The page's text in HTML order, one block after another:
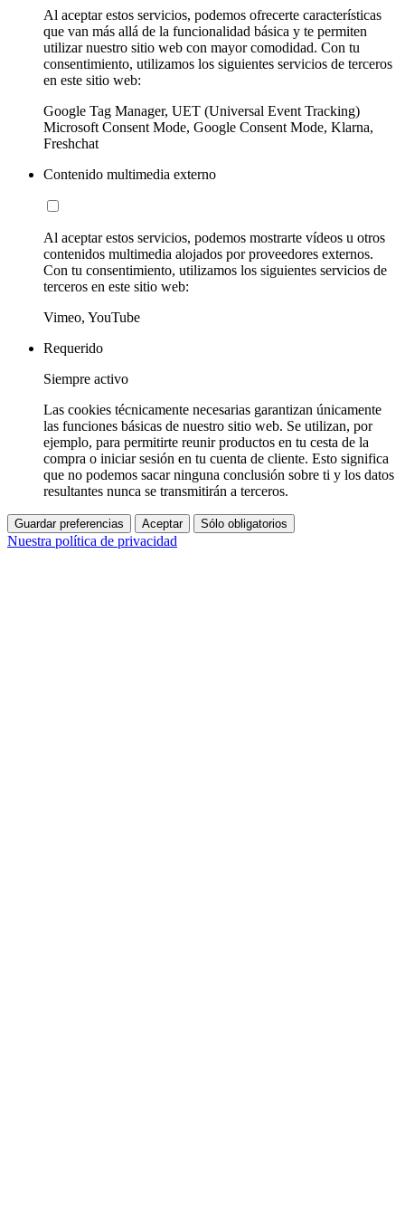
Al aceptar estos servicios, podemos ofrecerte características
que van más allá de la funcionalidad básica y te permiten
utilizar nuestro sitio web con mayor comodidad. Con tu
consentimiento, utilizamos los siguientes servicios de terceros
en este sitio web:
Google Tag Manager, UET (Universal Event Tracking)
Microsoft Consent Mode, Google Consent Mode, Klarna,
Freshchat
Contenido multimedia externo
Al aceptar estos servicios, podemos mostrarte vídeos u otros
contenidos multimedia alojados por proveedores externos.
Con tu consentimiento, utilizamos los siguientes servicios de
terceros en este sitio web:
Vimeo, YouTube
Requerido
Siempre activo
Las cookies técnicamente necesarias garantizan únicamente
las funciones básicas de nuestro sitio web. Se utilizan, por
ejemplo, para permitirte reunir productos en tu cesta de la
compra o iniciar sesión en tu cuenta de cliente. Esto significa
que no podemos sacar ninguna conclusión sobre ti y los datos
resultantes nunca se transmitirán a terceros.
Guardar preferencias Aceptar Sólo obligatorios
Nuestra política de privacidad